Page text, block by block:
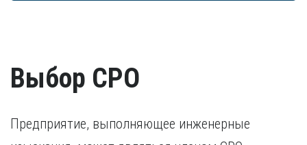
достаточно заверенной копии диплома. В остальных
квалификации в течение последних пяти лет. В случае,
если повышение квалификации проходило за пределами
России, требуется копия свидетельства о признании
Согласие на обработку персональных данных
Выбор СРО
Предприятие, выполняющее инженерные